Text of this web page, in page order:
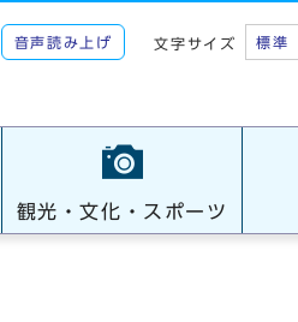
音声読み上げ 文字サイズ 標準
観光・文化・スポーツ